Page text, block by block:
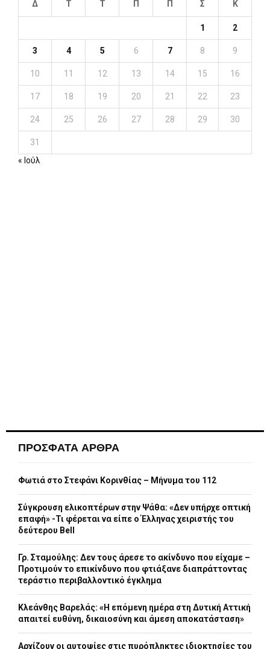
Δ Τ Τ Π Π Σ Κ
1 2
3 4 5 6 7 8 9
10 11 12 13 14 15 16
17 18 19 20 21 22 23
24 25 26 27 28 29 30
31
« Ιούλ
ΠΡΟΣΦΑΤΑ ΑΡΘΡΑ
Φωτιά στο Στεφάνι Κορινθίας – Μήνυμα του 112
Σύγκρουση ελικοπτέρων στην Ψάθα: «Δεν υπήρχε οπτική
επαφή» -Τι φέρεται να είπε ο Έλληνας χειριστής του
δεύτερου Bell
Γρ. Σταμούλης: Δεν τους άρεσε το ακίνδυνο που είχαμε –
Προτιμούν το επικίνδυνο που φτιάξανε διαπράττοντας
τεράστιο περιβαλλοντικό έγκλημα
Κλεάνθης Βαρελάς: «Η επόμενη ημέρα στη Δυτική Αττική
απαιτεί ευθύνη, δικαιοσύνη και άμεση αποκατάσταση»
Αρχίζουν οι αυτοψίες στις πυρόπληκτες ιδιοκτησίες του